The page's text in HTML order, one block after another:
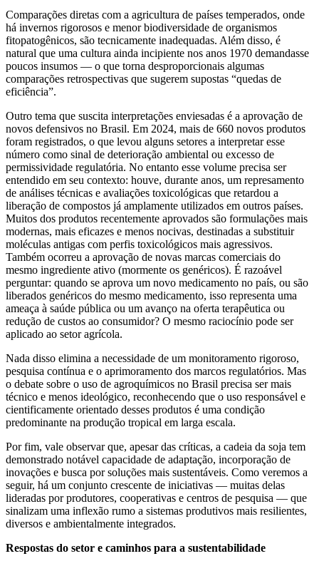
Comparações diretas com a agricultura de países temperados, onde
há invernos rigorosos e menor biodiversidade de organismos
fitopatogênicos, são tecnicamente inadequadas. Além disso, é
natural que uma cultura ainda incipiente nos anos 1970 demandasse
poucos insumos — o que torna desproporcionais algumas
comparações retrospectivas que sugerem supostas “quedas de
eficiência”.
Outro tema que suscita interpretações enviesadas é a aprovação de
novos defensivos no Brasil. Em 2024, mais de 660 novos produtos
foram registrados, o que levou alguns setores a interpretar esse
número como sinal de deterioração ambiental ou excesso de
permissividade regulatória. No entanto esse volume precisa ser
entendido em seu contexto: houve, durante anos, um represamento
de análises técnicas e avaliações toxicológicas que retardou a
liberação de compostos já amplamente utilizados em outros países.
Muitos dos produtos recentemente aprovados são formulações mais
modernas, mais eficazes e menos nocivas, destinadas a substituir
moléculas antigas com perfis toxicológicos mais agressivos.
Também ocorreu a aprovação de novas marcas comerciais do
mesmo ingrediente ativo (mormente os genéricos). É razoável
perguntar: quando se aprova um novo medicamento no país, ou são
liberados genéricos do mesmo medicamento, isso representa uma
ameaça à saúde pública ou um avanço na oferta terapêutica ou
redução de custos ao consumidor? O mesmo raciocínio pode ser
aplicado ao setor agrícola.
Nada disso elimina a necessidade de um monitoramento rigoroso,
pesquisa contínua e o aprimoramento dos marcos regulatórios. Mas
o debate sobre o uso de agroquímicos no Brasil precisa ser mais
técnico e menos ideológico, reconhecendo que o uso responsável e
cientificamente orientado desses produtos é uma condição
predominante na produção tropical em larga escala.
Por fim, vale observar que, apesar das críticas, a cadeia da soja tem
demonstrado notável capacidade de adaptação, incorporação de
inovações e busca por soluções mais sustentáveis. Como veremos a
seguir, há um conjunto crescente de iniciativas — muitas delas
lideradas por produtores, cooperativas e centros de pesquisa — que
sinalizam uma inflexão rumo a sistemas produtivos mais resilientes,
diversos e ambientalmente integrados.
Respostas do setor e caminhos para a sustentabilidade